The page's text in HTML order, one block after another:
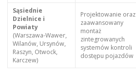
Sąsiednie
Dzielnice i
Powiaty
(Warszawa-Wawer,
Wilanów, Ursynów,
Raszyn, Otwock,
Karczew)
Projektowanie oraz
zaawansowany
montaż
zintegrowanych
systemów kontroli
dostępu pojazdów